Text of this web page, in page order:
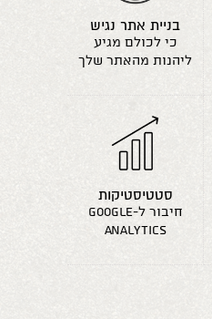
בניית אתר נגיש
כי לכולם מגיע
ליהנות מהאתר שלך
סטטיסטיקות
חיבור ל-google
analytics